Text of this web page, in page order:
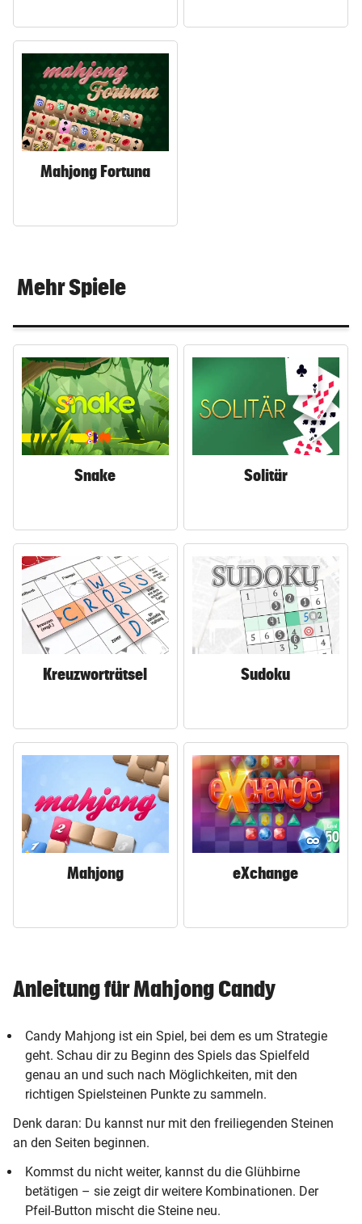
Mahjong Fortuna
Mehr Spiele
Snake Solitär
Kreuzworträtsel Sudoku
Mahjong eXchange
Anleitung für Mahjong Candy
Candy Mahjong ist ein Spiel, bei dem es um Strategie
geht. Schau dir zu Beginn des Spiels das Spielfeld
genau an und such nach Möglichkeiten, mit den
richtigen Spielsteinen Punkte zu sammeln.
Denk daran: Du kannst nur mit den freiliegenden Steinen
an den Seiten beginnen.
Kommst du nicht weiter, kannst du die Glühbirne
betätigen – sie zeigt dir weitere Kombinationen. Der
Pfeil-Button mischt die Steine neu.